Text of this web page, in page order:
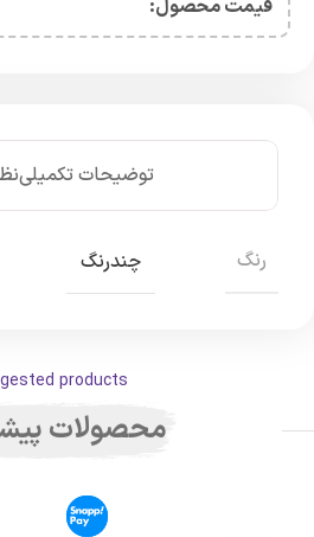
قیمت محصول:​
توضیحات تکمیلی
رنگ چندرنگ
products
محصولات